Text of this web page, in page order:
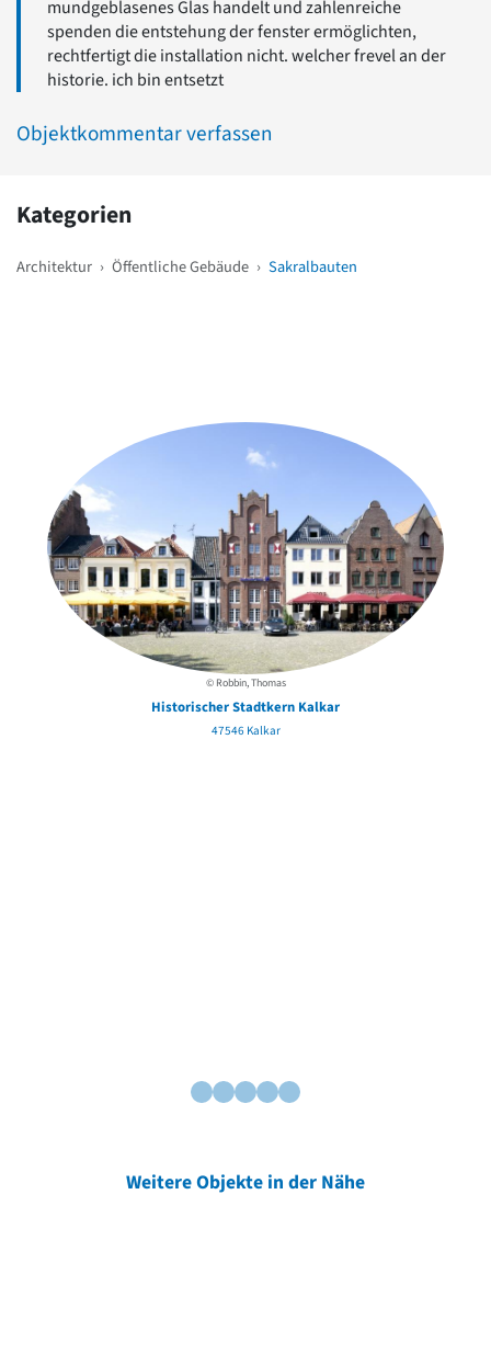
mundgeblasenes Glas handelt und zahlenreiche
spenden die entstehung der fenster ermöglichten,
rechtfertigt die installation nicht. welcher frevel an der
historie. ich bin entsetzt
Objektkommentar verfassen
Kategorien
Architektur › Öffentliche Gebäude › Sakralbauten
© Robbin, Thomas
Historischer Stadtkern Kalkar
47546 Kalkar
Weitere Objekte in der Nähe